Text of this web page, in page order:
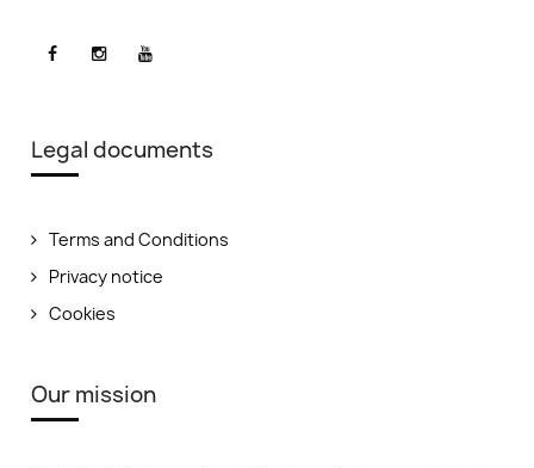
Legal documents
Terms and Conditions
Privacy notice
Cookies
Our mission